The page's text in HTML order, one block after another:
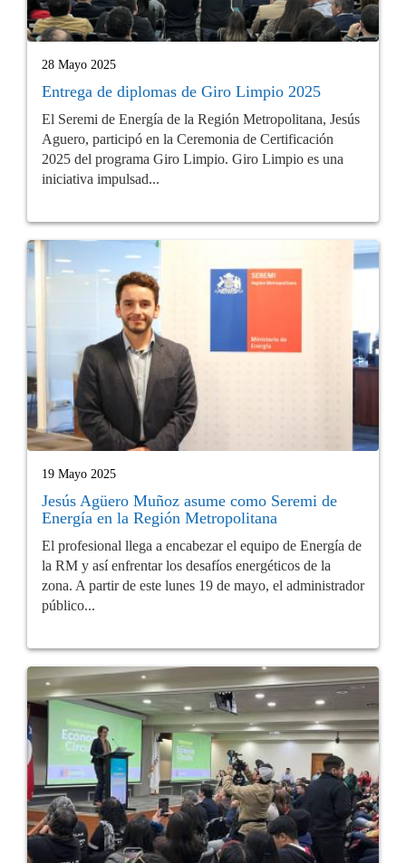
28 Mayo 2025
Entrega de diplomas de Giro Limpio 2025
El Seremi de Energía de la Región Metropolitana, Jesús
Aguero, participó en la Ceremonia de Certificación
2025 del programa Giro Limpio. Giro Limpio es una
iniciativa impulsad...
19 Mayo 2025
Jesús Agüero Muñoz asume como Seremi de
Energía en la Región Metropolitana
El profesional llega a encabezar el equipo de Energía de
la RM y así enfrentar los desafíos energéticos de la
zona. A partir de este lunes 19 de mayo, el administrador
público...